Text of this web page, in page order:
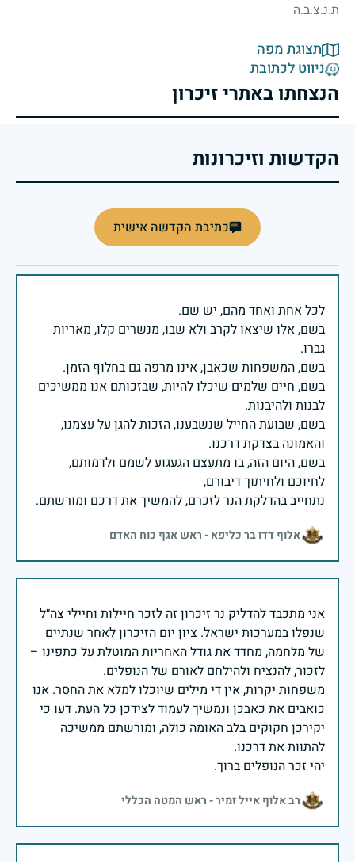
ת.נ.צ.ב.ה
תצוגת מפה
ניווט לכתובת
הנצחתו באתרי זיכרון
הקדשות וזיכרונות
כתיבת הקדשה אישית
בשם, אלו שיצאו לקרב ולא שבו, מנשרים קלו, מאריות
בשם, חיים שלמים שיכלו להיות, שבזכותם אנו ממשיכים
בשם, שבועת החייל שנשבענו, הזכות להגן על עצמנו,
בשם, היום הזה, בו מתעצם הגעגוע לשמם ולדמותם,
נתחייב בהדלקת הנר לזכרם, להמשיך את דרכם ומורשתם.
אלוף דדו בר כליפא - ראש אגף כוח האדם
אני מתכבד להדליק נר זיכרון זה לזכר חיילות וחיילי צה״ל
שנפלו במערכות ישראל. ציון יום הזיכרון לאחר שנתיים
של מלחמה, מחדד את גודל האחריות המוטלת על כתפינו –
משפחות יקרות, אין די מילים שיוכלו למלא את החסר. אנו
כואבים את כאבכן ונמשיך לעמוד לצידכן כל העת. דעו כי
יקירכן חקוקים בלב האומה כולה, ומורשתם ממשיכה
יהי זכר הנופלים ברוך.
רב אלוף אייל זמיר - ראש המטה הכללי